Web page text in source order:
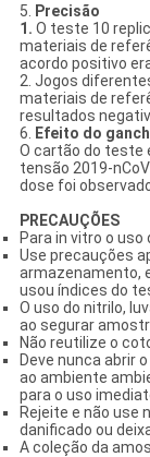
5. Precisão
1. O teste 10
materiais de
acordo positivo
2. Jogos
materiais de
resultados
6. Efeito do
O cartão do teste
tensão 2019-
dose foi
PRECAUÇÕES
Para in vitro o uso
Use precauções
armazenamento,
usou índices do
O uso do nitrilo,
ao segurar
Não reutilize o
Deve nunca abrir
ao ambiente
para o uso
Rejeite e não use
danificado ou
A coleção da